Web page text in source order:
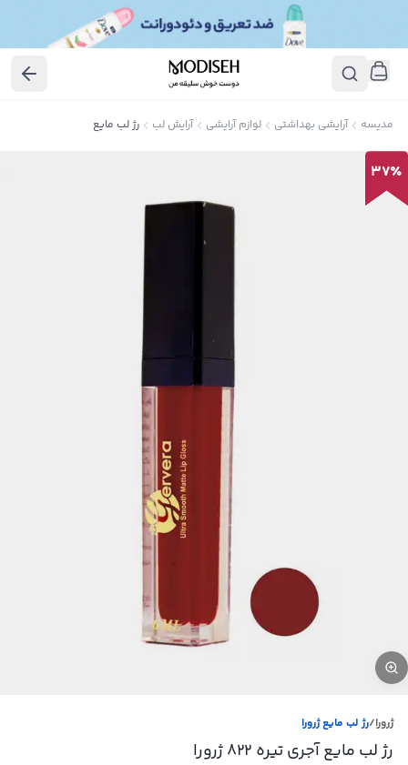
مدیسه آرایشی بهداشتی لوازم آرایشی آرایش لب رژ لب مایع
37٪
ژرورا/رژ لب مایع ژرورا
رژ لب مایع آجری تیره 822 ژرورا